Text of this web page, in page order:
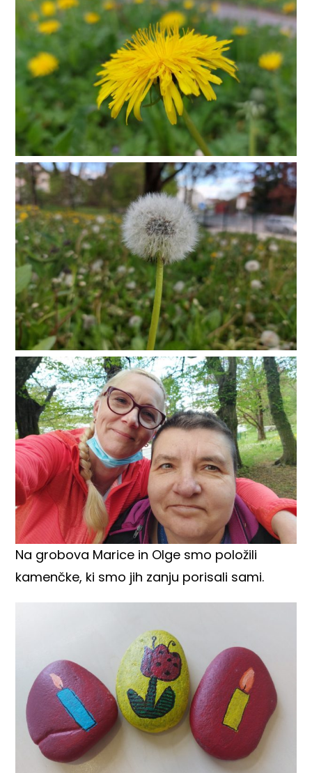
Na grobova Marice in Olge smo položili
kamenčke, ki smo jih zanju porisali sami.